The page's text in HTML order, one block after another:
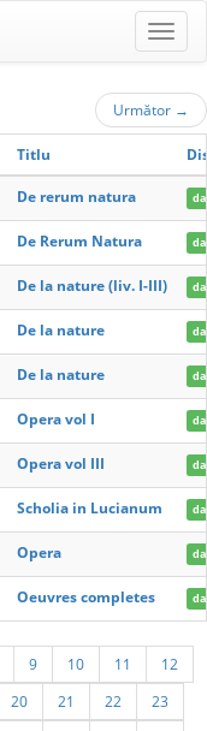
Următor →
Titlu
De rerum natura da
De Rerum Natura da
De la nature (liv. I-III) da
De la nature da
De la nature da
Opera vol I da
Opera vol III da
Scholia in Lucianum da
Opera da
Oeuvres completes da
9 10 11
12
20 21 22
23